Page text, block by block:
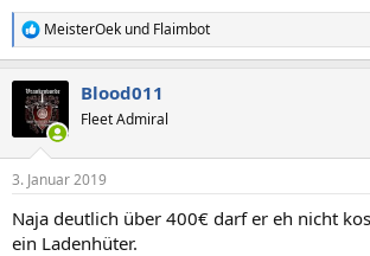
R
e
k
e
:
MeisterOek und Flaimbot
Blood011
Fleet Admiral
3. Januar 2019
Naja deutlich über 400€ darf er eh nicht
ein Ladenhüter.